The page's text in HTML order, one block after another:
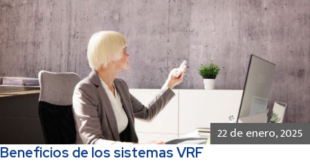
22 de enero, 2025
Beneficios de los sistemas VRF